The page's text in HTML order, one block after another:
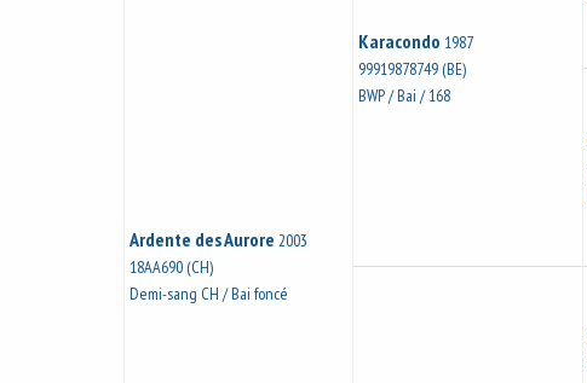
Ardente des Aurore 2003
18AA690 (CH)
Demi-sang CH / Bai foncé
Karacondo 1987
99919878749 (BE)
BWP / Bai / 168